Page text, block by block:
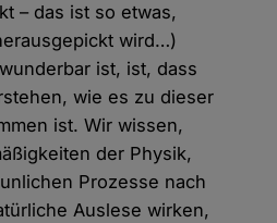
– das ist so etwas,
wird…)
ist, ist, dass
wie es zu dieser
ist. Wir wissen,
der Physik,
Prozesse nach
Auslese wirken,